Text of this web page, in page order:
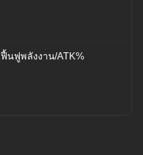
ฟื้นฟูพลังงาน/ATK%